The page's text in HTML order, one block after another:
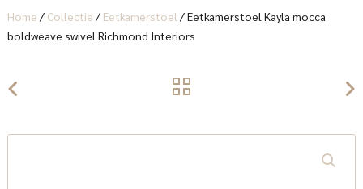
Home / Collectie / Eetkamerstoel /Eetkamerstoel Kayla mocca
boldweave swivel Richmond Interiors